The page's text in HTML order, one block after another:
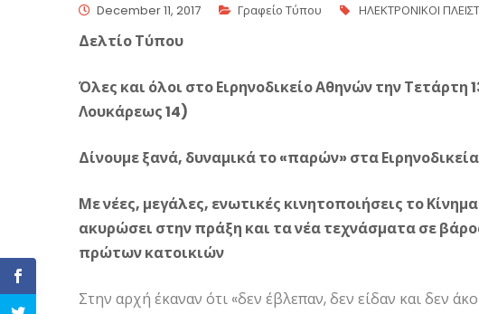
December 11, 2017 Γραφείο Τύπου ΗΛΕΚΤΡΟΝΙΚΟΙ
Δελτίο Τύπου
Όλες και όλοι στο Ειρηνοδικείο Αθηνών την Τετάρτη
Λουκάρεως 14)
Δίνουμε ξανά, δυναμικά το «παρών» στα Ειρηνοδικεία
Με νέες, μεγάλες, ενωτικές κινητοποιήσεις το
ακυρώσει στην πράξη και τα νέα τεχνάσματα σε
πρώτων κατοικιών
Στην αρχή έκαναν ότι «δεν έβλεπαν, δεν είδαν και δεν